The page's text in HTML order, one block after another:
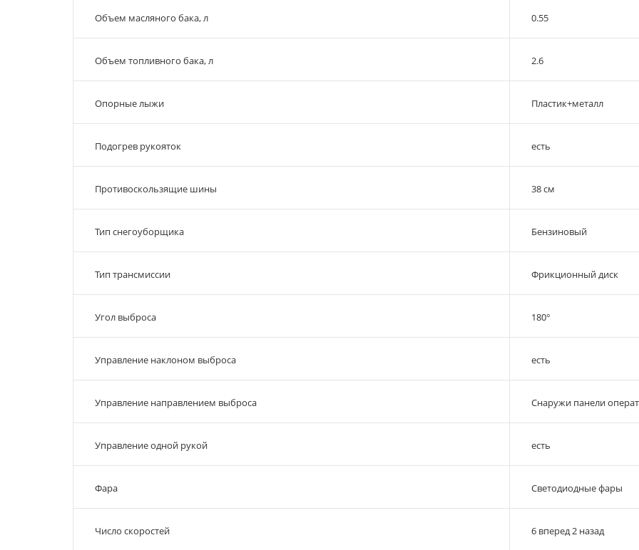
Объем масляного бака, л 0.55
Объем топливного бака, л 2.6
Опорные лыжи Пластик+металл
Подогрев рукояток есть
Противоскользящие шины 38 см
Тип снегоуборщика Бензиновый
Тип трансмиссии Фрикционный диск
Угол выброса 180°
Управление наклоном выброса есть
Управление направлением выброса Снаружи панели
Управление одной рукой есть
Фара Светодиодные фары
Число скоростей 6 вперед 2 назад